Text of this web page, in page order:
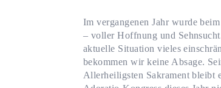
Im vergangenen Jahr wurde
– voller Hoffnung und
aktuelle Situation vieles
bekommen wir keine Absage.
Allerheiligsten Sakrament bleibt